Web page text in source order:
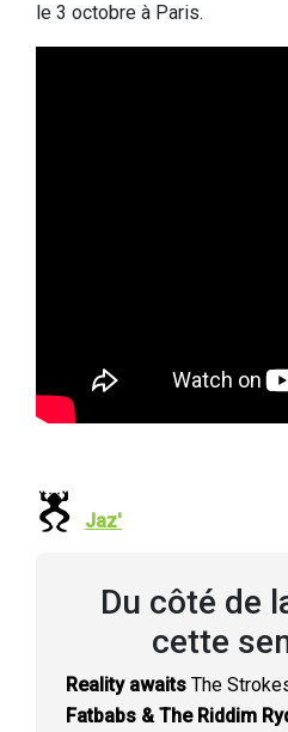
le 3 octobre à Paris.
Jaz'
Du côté de
cette
Reality awaits The
Fatbabs & The Riddim